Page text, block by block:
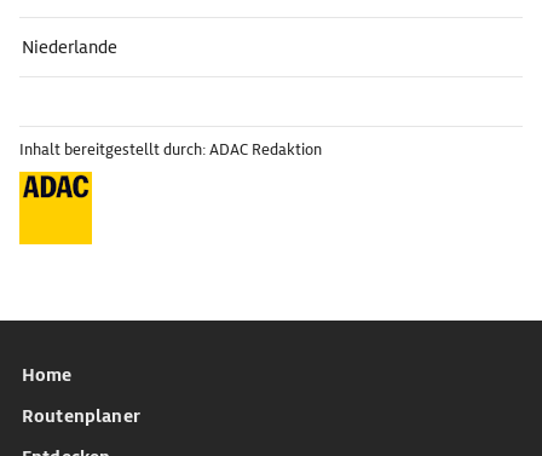
Niederlande
Inhalt bereitgestellt durch: ADAC Redaktion
Home
Routenplaner